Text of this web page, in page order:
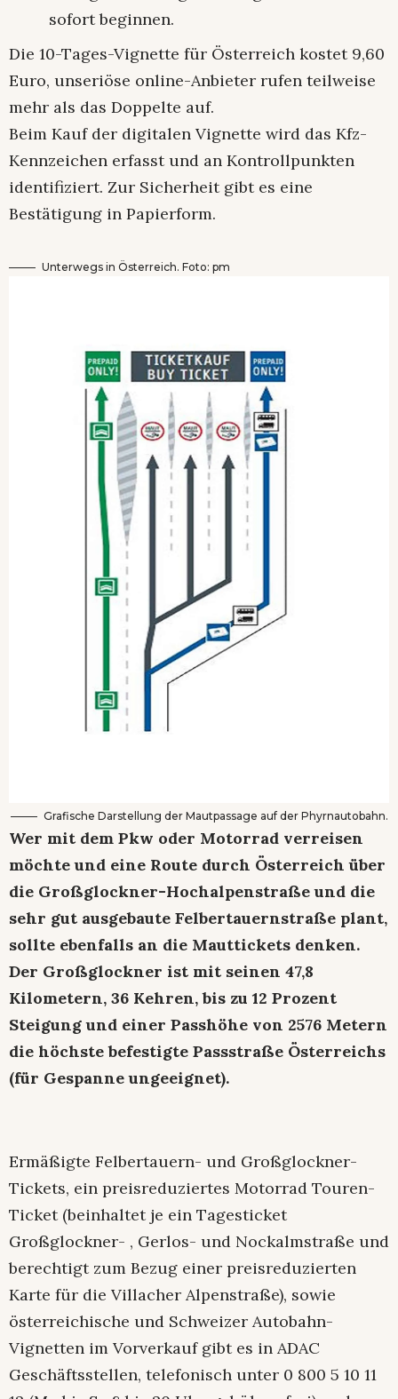
sofort beginnen.
Die 10-Tages-Vignette für Österreich kostet 9,60
Euro, unseriöse online-Anbieter rufen teilweise
mehr als das Doppelte auf.
Beim Kauf der digitalen Vignette wird das Kfz-
Kennzeichen erfasst und an Kontrollpunkten
identifiziert. Zur Sicherheit gibt es eine
Bestätigung in Papierform.
Unterwegs in Österreich. Foto: pm
Grafische Darstellung der Mautpassage auf der Phyrnautobahn.
Wer mit dem Pkw oder Motorrad verreisen
möchte und eine Route durch Österreich über
die Großglockner-Hochalpenstraße und die
sehr gut ausgebaute Felbertauernstraße plant,
sollte ebenfalls an die Mauttickets denken.
Der Großglockner ist mit seinen 47,8
Kilometern, 36 Kehren, bis zu 12 Prozent
Steigung und einer Passhöhe von 2576 Metern
die höchste befestigte Passstraße Österreichs
(für Gespanne ungeeignet).
Ermäßigte Felbertauern- und Großglockner-
Tickets, ein preisreduziertes Motorrad Touren-
Ticket (beinhaltet je ein Tagesticket
Großglockner- , Gerlos- und Nockalmstraße und
berechtigt zum Bezug einer preisreduzierten
Karte für die Villacher Alpenstraße), sowie
österreichische und Schweizer Autobahn-
Vignetten im Vorverkauf gibt es in ADAC
Geschäftsstellen, telefonisch unter 0 800 5 10 11